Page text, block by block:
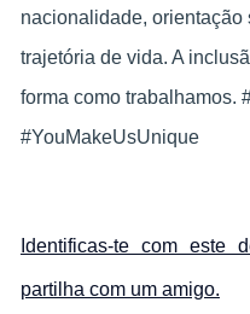
nacionalidade,
trajetória de vida. A
forma como trabalhamos.
#YouMakeUsUnique
Identificas-te com este
partilha com um amigo.